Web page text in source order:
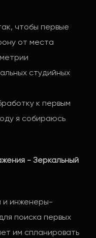
чтобы первые
от места
студийных
к первым
я собираюсь
- Зеркальный
и инженеры-
поиска первых
им спланировать